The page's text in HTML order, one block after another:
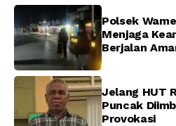
Polsek
Menjaga
Berjalan
Jelang HUT
Puncak
Provokasi